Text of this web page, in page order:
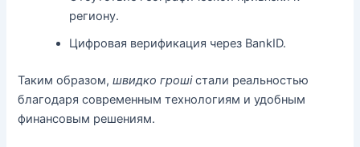
региону.
Цифровая верификация через BankID.
Таким образом,швидко грошістали реальностью
благодаря современным технологиям и удобным
финансовым решениям.